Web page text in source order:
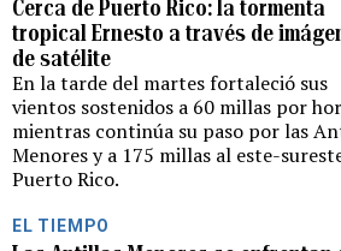
Cerca de Puerto Rico: la tormenta
tropical Ernesto a través de
de satélite
En la tarde del martes fortaleció sus
vientos sostenidos a 60 millas por
mientras continúa su paso por las
Menores y a 175 millas al este-
Puerto Rico.
EL TIEMPO